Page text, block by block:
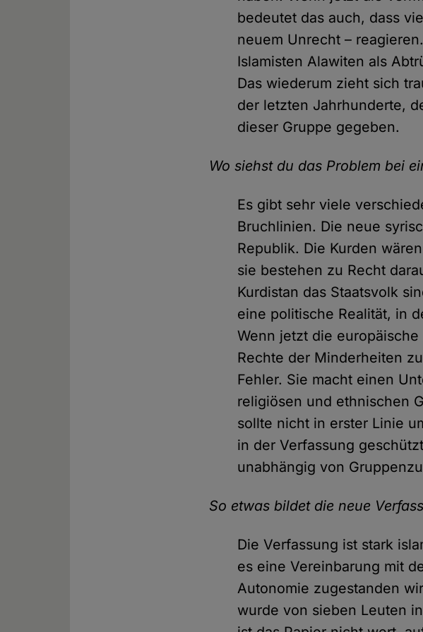
bedeutet das auch, dass
neuem Unrecht –
Islamisten Alawiten als
Das wiederum zieht sich
der letzten Jahrhunderte,
dieser Gruppe gegeben.
Wo siehst du das Problem bei
Es gibt sehr viele
Bruchlinien. Die neue
Republik. Die Kurden
sie bestehen zu Recht
Kurdistan das Staatsvolk
eine politische Realität, in
Wenn jetzt die
Rechte der Minderheiten
Fehler. Sie macht einen
religiösen und ethnischen
sollte nicht in erster Linie
in der Verfassung
unabhängig von
So etwas bildet die neue
Die Verfassung ist stark
es eine Vereinbarung mit
Autonomie zugestanden
wurde von sieben Leuten